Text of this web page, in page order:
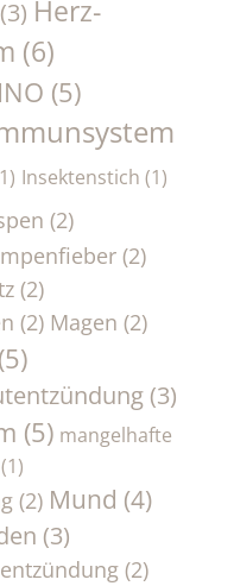
(3) Herz-
(6)
(5)
Insektenstich (1)
(2)
(2)
(2)
(2) Magen (2)
(5)
(3)
(5) mangelhafte
(1)
(2) Mund (4)
(3)
(2)